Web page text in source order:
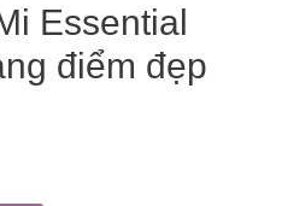
Essential
điểm đẹp